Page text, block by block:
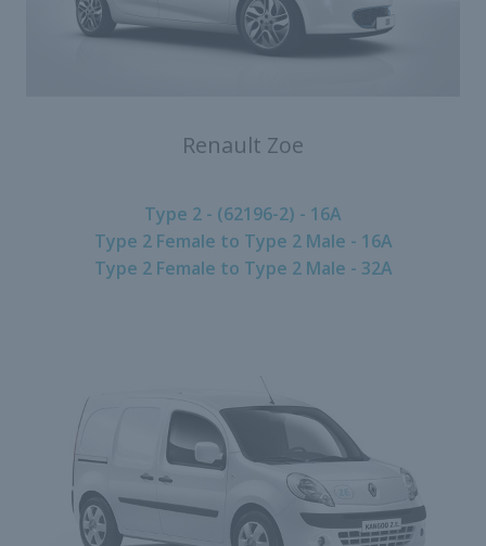
Renault Zoe
Type 2 - (62196-2) - 16A
Type 2 Female to Type 2 Male - 16A
Type 2 Female to Type 2 Male - 32A